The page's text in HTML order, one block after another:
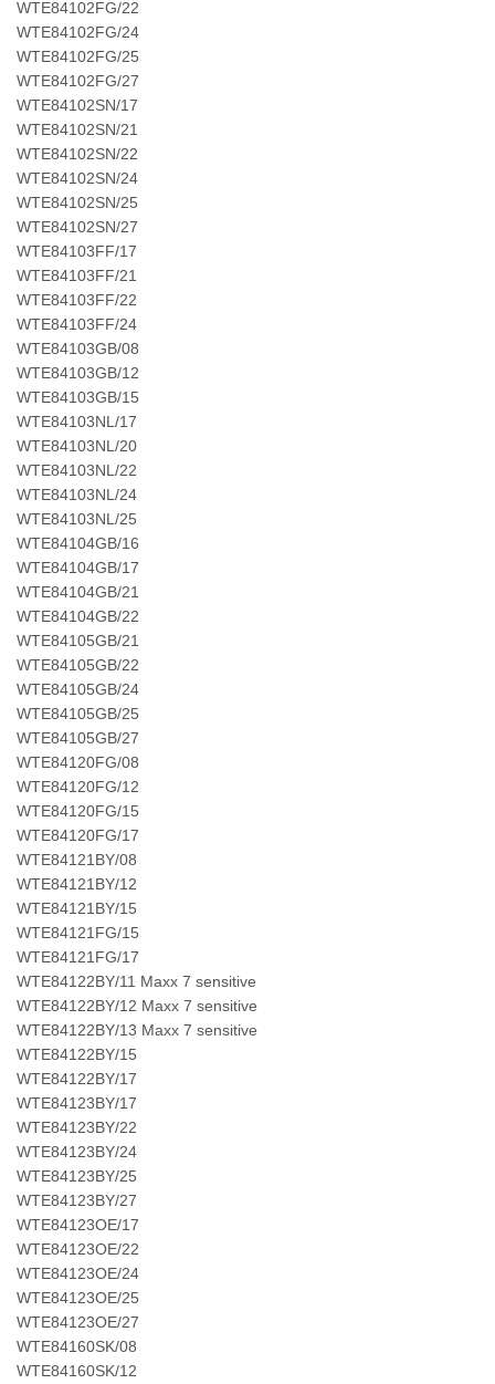
WTE84102FG/22
WTE84102FG/24
WTE84102FG/25
WTE84102FG/27
WTE84102SN/17
WTE84102SN/21
WTE84102SN/22
WTE84102SN/24
WTE84102SN/25
WTE84102SN/27
WTE84103FF/17
WTE84103FF/21
WTE84103FF/22
WTE84103FF/24
WTE84103GB/08
WTE84103GB/12
WTE84103GB/15
WTE84103NL/17
WTE84103NL/20
WTE84103NL/22
WTE84103NL/24
WTE84103NL/25
WTE84104GB/16
WTE84104GB/17
WTE84104GB/21
WTE84104GB/22
WTE84105GB/21
WTE84105GB/22
WTE84105GB/24
WTE84105GB/25
WTE84105GB/27
WTE84120FG/08
WTE84120FG/12
WTE84120FG/15
WTE84120FG/17
WTE84121BY/08
WTE84121BY/12
WTE84121BY/15
WTE84121FG/15
WTE84121FG/17
WTE84122BY/11 Maxx 7 sensitive
WTE84122BY/12 Maxx 7 sensitive
WTE84122BY/13 Maxx 7 sensitive
WTE84122BY/15
WTE84122BY/17
WTE84123BY/17
WTE84123BY/22
WTE84123BY/24
WTE84123BY/25
WTE84123BY/27
WTE84123OE/17
WTE84123OE/22
WTE84123OE/24
WTE84123OE/25
WTE84123OE/27
WTE84160SK/08
WTE84160SK/12